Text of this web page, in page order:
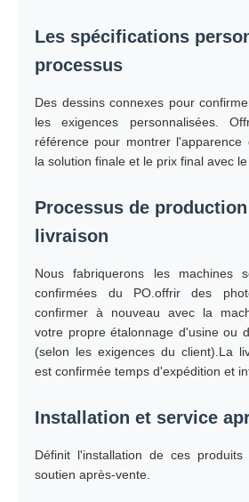
Les spécifications
processus
Des dessins connexes pour
les exigences personnalisées.
référence pour montrer l'apparence
la solution finale et le prix final avec le
Processus de
livraison
Nous fabriquerons les machines
confirmées du PO.offrir des
confirmer à nouveau avec la
votre propre étalonnage d'usine ou
(selon les exigences du client).La
est confirmée temps d'expédition et
Installation et service
Définit l'installation de ces
soutien après-vente.